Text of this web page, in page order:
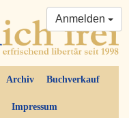
Archiv Buchverkauf
Impressum
Anmelden